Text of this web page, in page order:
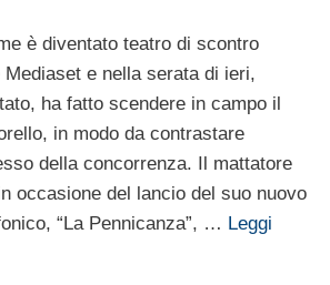
è diventato teatro di scontro
Mediaset e nella serata di ieri,
ha fatto scendere in campo il
in modo da contrastare
della concorrenza. Il mattatore
occasione del lancio del suo nuovo
“La Pennicanza”, … Leggi